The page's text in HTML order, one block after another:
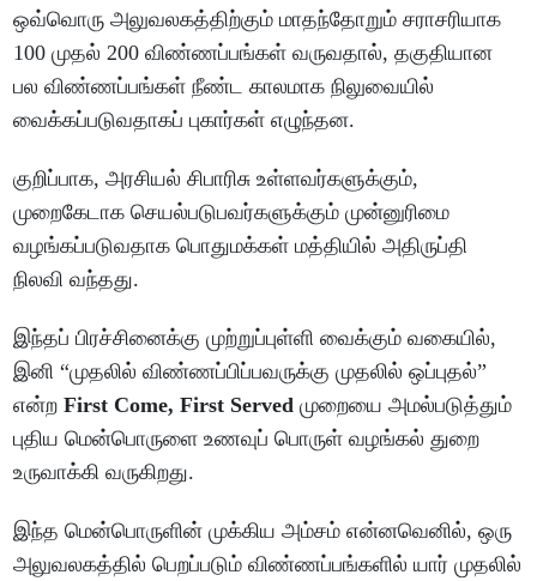
ஒவ்வொரு அலுவலகத்திற்கும் மாதந்தோறும் சராசரியாக
100 முதல் 200 விண்ணப்பங்கள் வருவதால், தகுதியான
பல விண்ணப்பங்கள் நீண்ட காலமாக நிலுவையில்
வைக்கப்படுவதாகப் புகார்கள் எழுந்தன.
குறிப்பாக, அரசியல் சிபாரிசு உள்ளவர்களுக்கும்,
முறைகேடாக செயல்படுபவர்களுக்கும் முன்னுரிமை
வழங்கப்படுவதாக பொதுமக்கள் மத்தியில் அதிருப்தி
நிலவி வந்தது.
இந்தப் பிரச்சினைக்கு முற்றுப்புள்ளி வைக்கும் வகையில்,
இனி “முதலில் விண்ணப்பிப்பவருக்கு முதலில் ஒப்புதல்”
என்றFirst Come, First Served முறையை அமல்படுத்தும்
புதிய மென்பொருளை உணவுப் பொருள் வழங்கல் துறை
உருவாக்கி வருகிறது.
இந்த மென்பொருளின் முக்கிய அம்சம் என்னவெனில், ஒரு
அலுவலகத்தில் பெறப்படும் விண்ணப்பங்களில் யார் முதலில்